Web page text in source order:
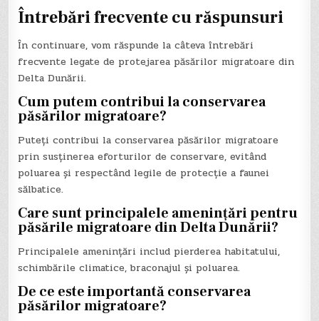
Întrebări frecvente cu răspunsuri
În continuare, vom răspunde la câteva întrebări
frecvente legate de protejarea păsărilor migratoare din
Delta Dunării.
Cum putem contribui la conservarea
păsărilor migratoare?
Puteți contribui la conservarea păsărilor migratoare
prin susținerea eforturilor de conservare, evitând
poluarea și respectând legile de protecție a faunei
sălbatice.
Care sunt principalele amenințări pentru
păsările migratoare din Delta Dunării?
Principalele amenințări includ pierderea habitatului,
schimbările climatice, braconajul și poluarea.
De ce este importantă conservarea
păsărilor migratoare?